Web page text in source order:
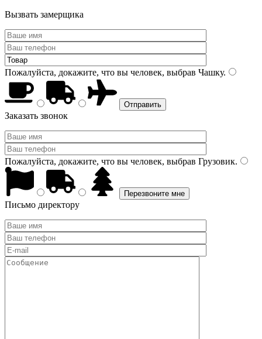
Вызвать замерщика
Пожалуйста, докажите, что вы человек, выбрав Чашку.
Заказать звонок
Пожалуйста, докажите, что вы человек, выбрав Грузовик.
Письмо директору